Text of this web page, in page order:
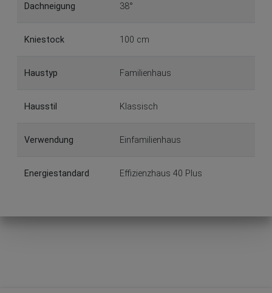
Dachneigung 38°
Kniestock 100 cm
Haustyp Familienhaus
Hausstil Klassisch
Verwendung Einfamilienhaus
Energiestandard Effizienzhaus 40 Plus